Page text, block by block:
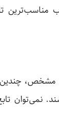
چندین
نمی‌توان